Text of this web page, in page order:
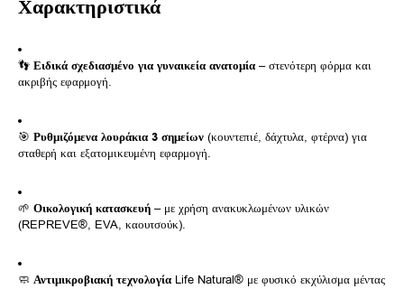
Χαρακτηριστικά
👣 Ειδικά σχεδιασμένο για γυναικεία ανατομία – στενότερη φόρμα και
ακριβής εφαρμογή.
🎯 Ρυθμιζόμενα λουράκια 3 σημείων (κουντεπιέ, δάχτυλα, φτέρνα) για
σταθερή και εξατομικευμένη εφαρμογή.
🌱 Οικολογική κατασκευή – με χρήση ανακυκλωμένων υλικών
(REPREVE®, EVA, καουτσούκ).
🧼 Αντιμικροβιακή τεχνολογία Life Natural® με φυσικό εκχύλισμα μέντας